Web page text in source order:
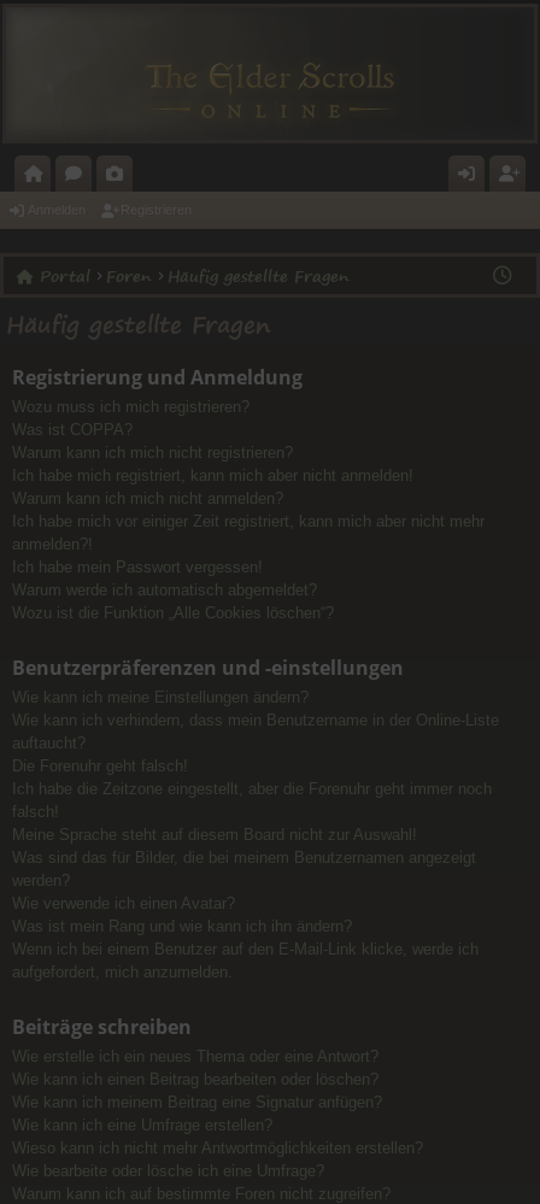
O
T
A
E
N
A
E
RI
ST
Anmelden Registrieren
Portal Foren Häufig gestellte Fragen
Häufig gestellte Fragen
Registrierung und Anmeldung
Wozu muss ich mich registrieren?
Was ist COPPA?
Warum kann ich mich nicht registrieren?
Ich habe mich registriert, kann mich aber nicht anmelden!
Warum kann ich mich nicht anmelden?
Ich habe mich vor einiger Zeit registriert, kann mich aber nicht mehr
anmelden?!
Ich habe mein Passwort vergessen!
Warum werde ich automatisch abgemeldet?
Wozu ist die Funktion „Alle Cookies löschen“?
Benutzerpräferenzen und -einstellungen
Wie kann ich meine Einstellungen ändern?
Wie kann ich verhindern, dass mein Benutzername in der Online-Liste
auftaucht?
Die Forenuhr geht falsch!
Ich habe die Zeitzone eingestellt, aber die Forenuhr geht immer noch
falsch!
Meine Sprache steht auf diesem Board nicht zur Auswahl!
Was sind das für Bilder, die bei meinem Benutzernamen angezeigt
werden?
Wie verwende ich einen Avatar?
Was ist mein Rang und wie kann ich ihn ändern?
Wenn ich bei einem Benutzer auf den E-Mail-Link klicke, werde ich
aufgefordert, mich anzumelden.
Beiträge schreiben
Wie erstelle ich ein neues Thema oder eine Antwort?
Wie kann ich einen Beitrag bearbeiten oder löschen?
Wie kann ich meinem Beitrag eine Signatur anfügen?
Wie kann ich eine Umfrage erstellen?
Wieso kann ich nicht mehr Antwortmöglichkeiten erstellen?
Wie bearbeite oder lösche ich eine Umfrage?
Warum kann ich auf bestimmte Foren nicht zugreifen?